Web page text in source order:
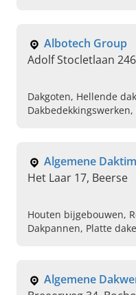
Albotech Group
Adolf Stocletlaan
Dakgoten, Hellende
Algemene
Het Laar 17, Beerse
Houten bijgebouwen,
Dakpannen, Platte
Algemene